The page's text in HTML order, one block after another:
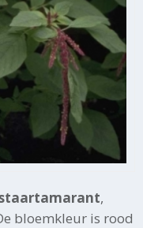
,
bloemkleur is rood